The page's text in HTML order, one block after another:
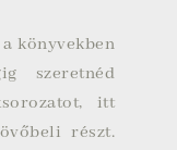
könyvekben
szeretnéd
itt
részt.